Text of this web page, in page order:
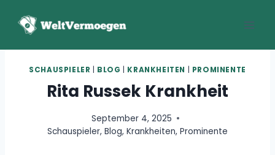
Inhalt
SCHAUSPIELER BLOG KRANKHEITEN PROMINENTE
Rita Russek Krankheit
September 4, 2025
Schauspieler, Blog, Krankheiten, Prominente